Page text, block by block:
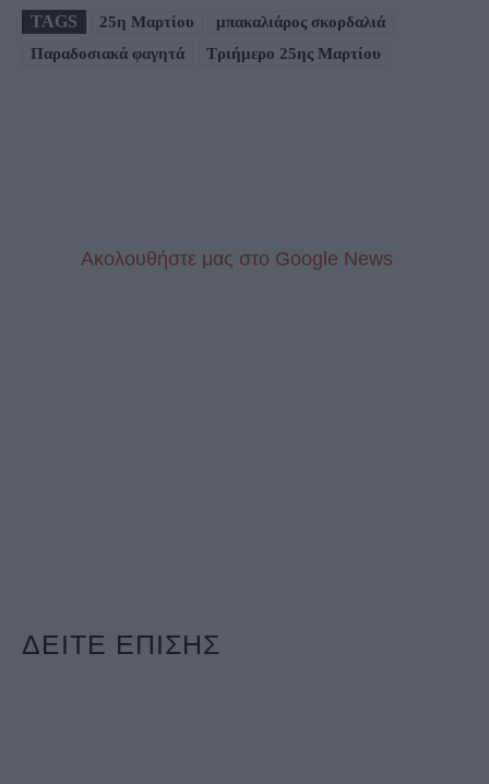
TAGS 25η Μαρτίου
μπακαλιάρος σκορδαλιά
Παραδοσιακά φαγητά
Τριήμερο 25ης Μαρτίου
Aκολουθήστε μας στo Google News
ΔΕΙΤΕ ΕΠΙΣΗΣ